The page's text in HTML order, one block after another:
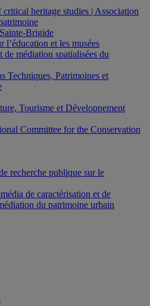
heritage studies | Association
Brigide
l’éducation et les musées
de médiation spatialisées du
Techniques, Patrimoines et
Tourisme et Développement
Committee for the Conservation
recherche publique sur le
de caractérisation et de
du patrimoine urbain